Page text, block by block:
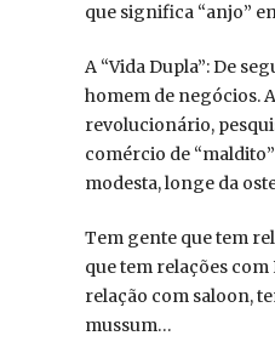
que significa “anjo”
A “Vida Dupla”: De
homem de negócios.
revolucionário,
comércio de
modesta, longe da
Tem gente que tem
que tem relações
relação com saloon,
mussum…